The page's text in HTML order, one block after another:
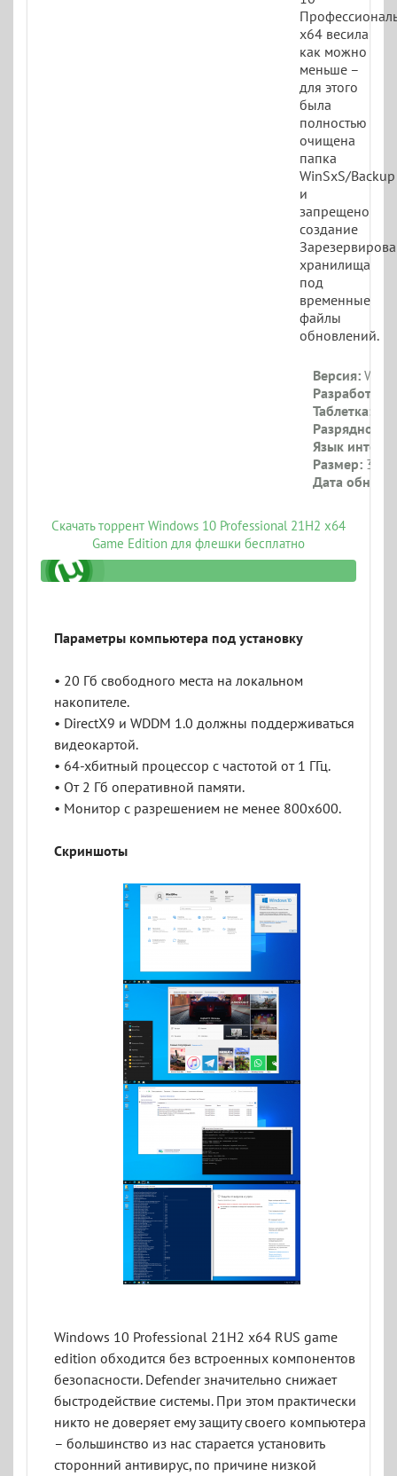
x64 весила
как можно
меньше –
для этого
была
полностью
очищена
папка
WinSxS/Backup
и
запрещено
создание
хранилища
под
временные
файлы
обновлений.
Версия:
Разработчик:
Таблетка:
Разрядность:
Язык
Размер: 3 Гб
Дата
Скачать торрент Windows 10 Professional 21H2 x64
Game Edition для флешки бесплатно
ru.torrent
Параметры компьютера под установку
• 20 Гб свободного места на локальном
накопителе.
• DirectX9 и WDDM 1.0 должны поддерживаться
видеокартой.
• 64-хбитный процессор с частотой от 1 ГГц.
• От 2 Гб оперативной памяти.
• Монитор с разрешением не менее 800x600.
Скриншоты
Windows 10 Professional 21H2 x64 RUS game
edition обходится без встроенных компонентов
безопасности. Defender значительно снижает
быстродействие системы. При этом практически
никто не доверяет ему защиту своего компьютера
– большинство из нас старается установить
сторонний антивирус, по причине низкой